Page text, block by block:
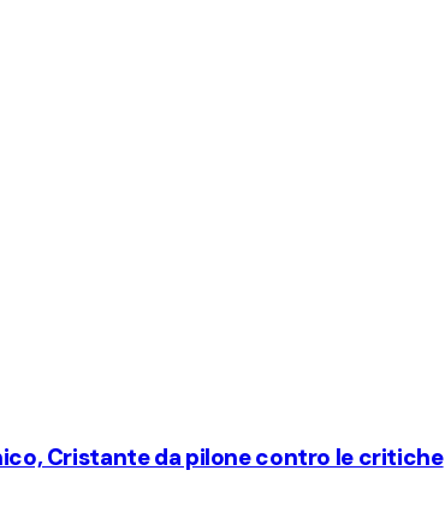
Cristante da pilone contro le critiche